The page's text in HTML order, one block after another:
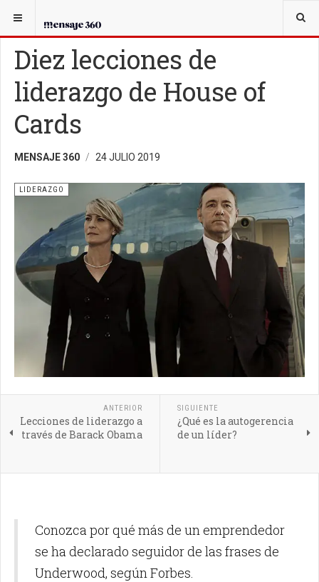
USTED ESTÁ AQUÍ:
Diez lecciones de
liderazgo de House of
Cards
MENSAJE 360 24 JULIO 2019
LIDERAZGO
ANTERIOR
Lecciones de liderazgo a
través de Barack Obama
SIGUIENTE
¿Qué es la autogerencia
de un líder?
Conozca por qué más de un emprendedor
se ha declarado seguidor de las frases de
Underwood, según Forbes.